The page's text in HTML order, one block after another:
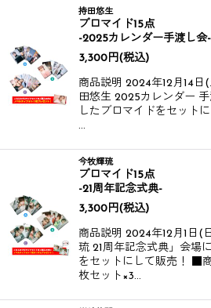
持田悠生
ブロマイド15点
-2025カレンダー手渡し会-
3,300 円(税込)
商品説明 2024年12月14
田悠生 2025カレンダー
したブロマイドをセット
…
今牧輝琉
ブロマイド15点
-21周年記念式典-
3,300 円(税込)
商品説明 2024年12月1日(
琉 21周年記念式典」会場
をセットにして販売！ ■
枚セット×3…